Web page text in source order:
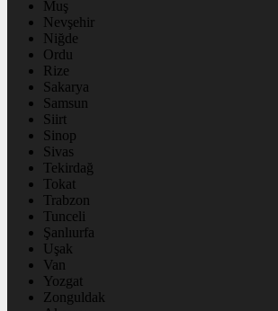
Muş
Nevşehir
Niğde
Ordu
Rize
Sakarya
Samsun
Siirt
Sinop
Sivas
Tekirdağ
Tokat
Trabzon
Tunceli
Şanlıurfa
Uşak
Van
Yozgat
Zonguldak